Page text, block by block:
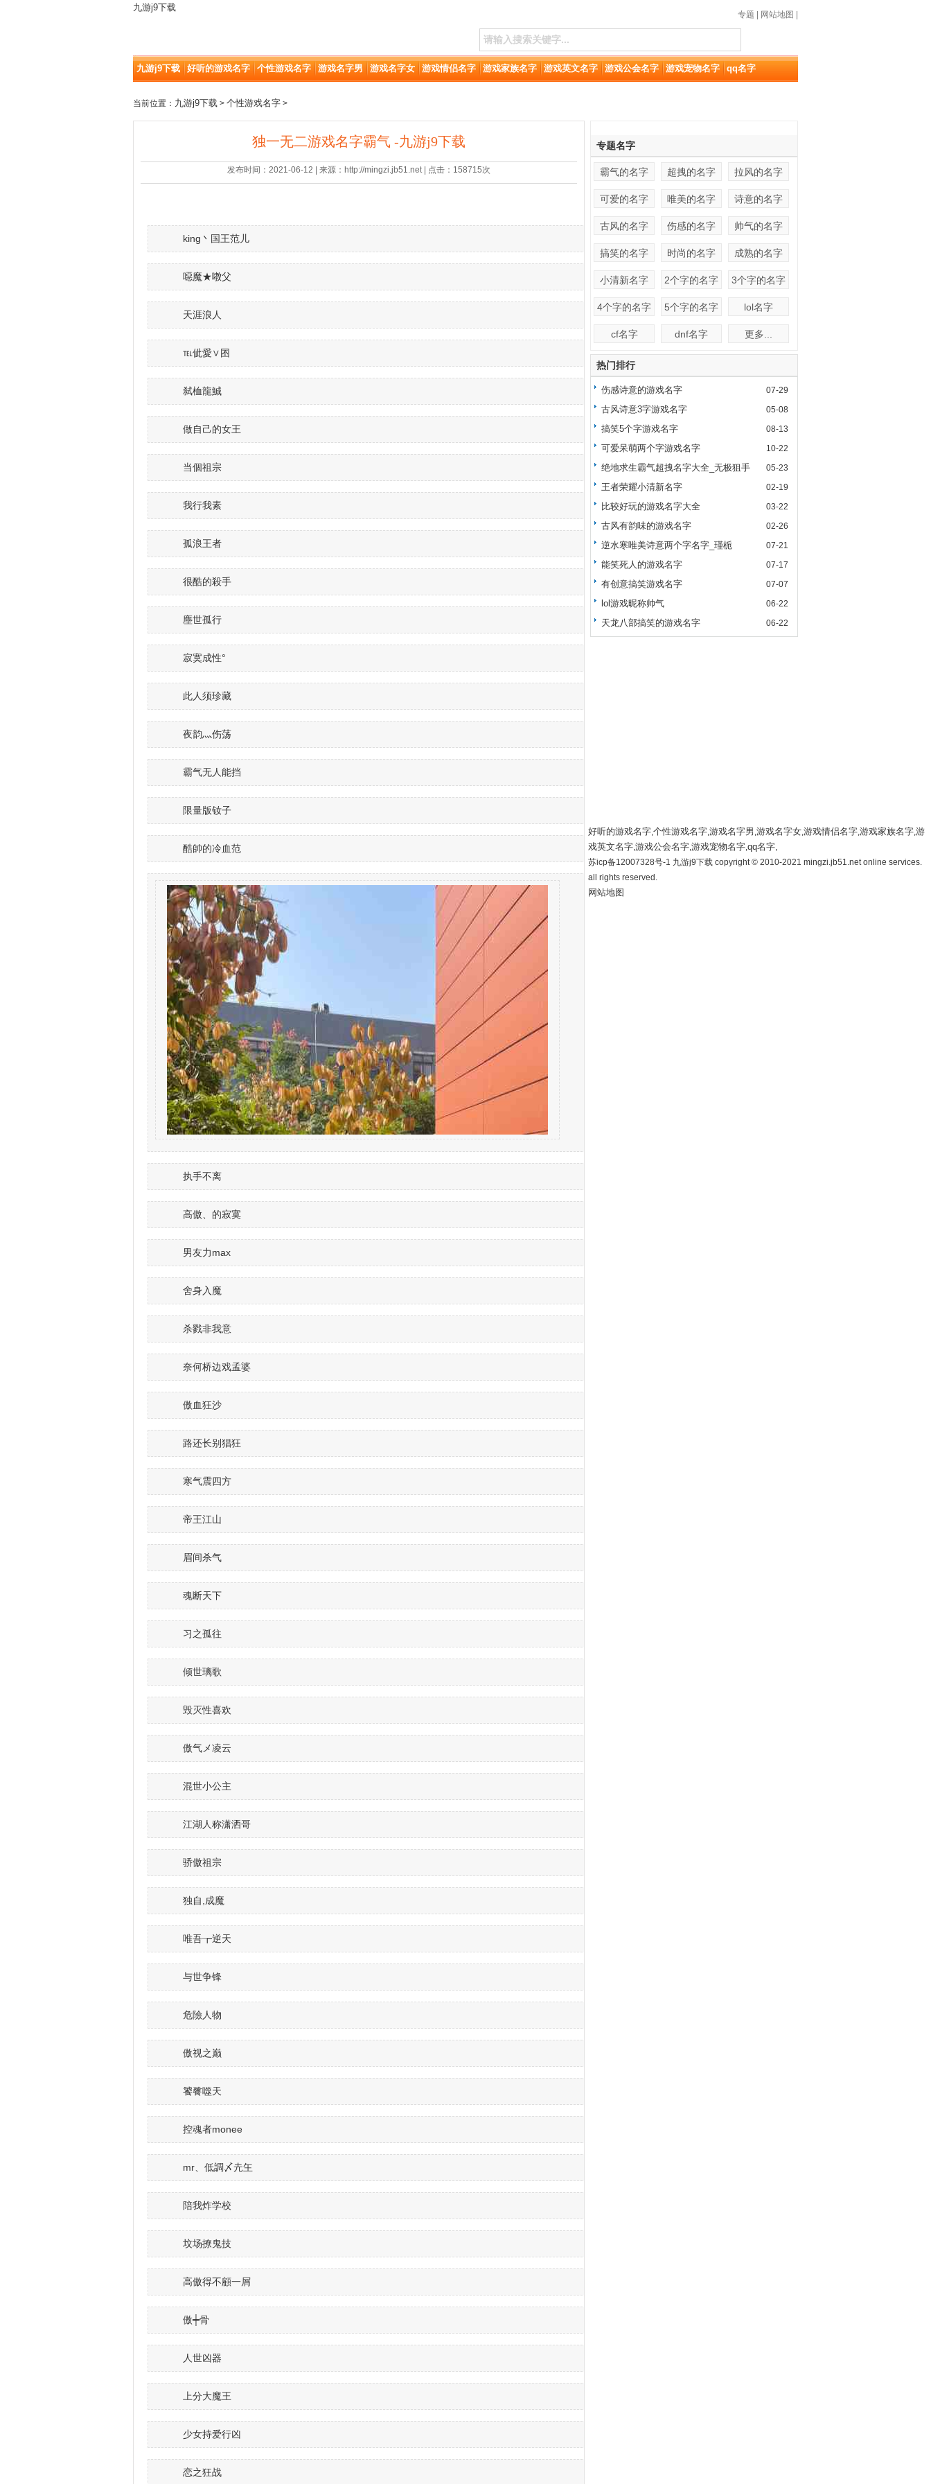
九游j9下载
专题 网站地图
九游j9下载 好听的游戏名字 个性游戏名字 游戏名字男 游戏名字女 游戏情侣名字 游戏家族名字 游戏英文名字 游戏公会名字 游戏宠物名字 qq名字
当前位置： 九游j9下载 > 个性游戏名字 >
独一无二游戏名字霸气 -九游j9下载
发布时间：2021-06-12 | 来源：http://mingzi.jb51.net | 点击：158715次
king丶国王范儿
噁魔★嘋父
天涯浪人
℡佌愛∨囨
弑桖龍鯎
做自己的女王
当個祖宗
我行我素
孤浪王者
很酷的殺手
塵世孤行
寂寞成性°
此人须珍藏
夜韵灬伤荡
霸气无人能挡
限量版钕子
酷帥的冷血范
执手不离
高傲、的寂寞
男友力max
舍身入魔
杀戮非我意
奈何桥边戏孟婆
傲血狂沙
路还长别猖狂
寒气震四方
帝王江山
眉间杀气
魂断天下
习之孤往
倾世璃歌
毁灭性喜欢
傲气メ凌云
混世小公主
江湖人称潇洒哥
骄傲祖宗
独自,成魔
唯吾┲逆天
与世争锋
危險人物
傲视之巅
饕餮噬天
控魂者monee
mr、低調〆圥玍
陪我炸学校
坟场撩鬼技
高傲得不顧一屑
傲╪骨
人世凶器
上分大魔王
少女持爱行凶
恋之狂战
专题名字
霸气的名字 超拽的名字 拉风的名字
可爱的名字 唯美的名字 诗意的名字
古风的名字 伤感的名字 帅气的名字
搞笑的名字 时尚的名字 成熟的名字
小清新名字 2个字的名字 3个字的名字
4个字的名字 5个字的名字 lol名字
cf名字 dnf名字 更多...
热门排行
07-29
伤感诗意的游戏名字
05-08
古风诗意3字游戏名字
08-13
搞笑5个字游戏名字
10-22
可爱呆萌两个字游戏名字
05-23
绝地求生霸气超拽名字大全_无极狙手
02-19
王者荣耀小清新名字
03-22
比较好玩的游戏名字大全
02-26
古风有韵味的游戏名字
07-21
逆水寒唯美诗意两个字名字_瑾栀
07-17
能笑死人的游戏名字
07-07
有创意搞笑游戏名字
06-22
lol游戏昵称帅气
06-22
天龙八部搞笑的游戏名字
好听的游戏名字,个性游戏名字,游戏名字男 ,游戏名字女,游戏情侣名字,游戏家族名字,游
戏英文名字,游戏公会名字,游戏宠物名字,qq名字,
苏icp备12007328号-1 九游j9下载 copyright © 2010-2021 mingzi.jb51.net online services.
all rights reserved.
网站地图